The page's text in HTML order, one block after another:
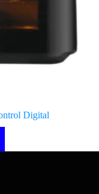
Digital